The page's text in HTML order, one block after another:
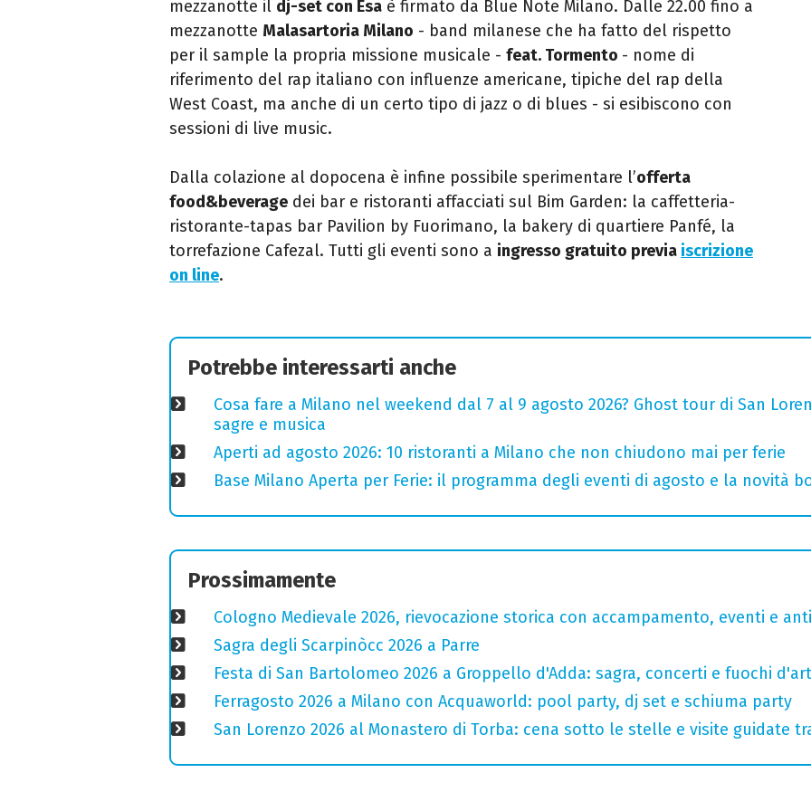
mezzanotte il dj-set con Esa è firmato da Blue Note Milano. Dalle 22.00 fino a
mezzanotte Malasartoria Milano - band milanese che ha fatto del rispetto
per il sample la propria missione musicale - feat. Tormento - nome di
riferimento del rap italiano con influenze americane, tipiche del rap della
West Coast, ma anche di un certo tipo di jazz o di blues - si esibiscono con
sessioni di live music.
Dalla colazione al dopocena è infine possibile sperimentare l’offerta
food&beverage dei bar e ristoranti affacciati sul Bim Garden: la caffetteria-
ristorante-tapas bar Pavilion by Fuorimano, la bakery di quartiere Panfé, la
torrefazione Cafezal. Tutti gli eventi sono a ingresso gratuito previa iscrizione
on line.
Potrebbe interessarti anche
Cosa fare a Milano nel weekend dal 7 al 9 agosto 2026? Ghost tour di San
sagre e musica
Aperti ad agosto 2026: 10 ristoranti a Milano che non chiudono mai per ferie
Base Milano Aperta per Ferie: il programma degli eventi di agosto e la novità
Prossimamente
Cologno Medievale 2026, rievocazione storica con accampamento, eventi e
Sagra degli Scarpinòcc 2026 a Parre
Festa di San Bartolomeo 2026 a Groppello d'Adda: sagra, concerti e fuochi
Ferragosto 2026 a Milano con Acquaworld: pool party, dj set e schiuma party
San Lorenzo 2026 al Monastero di Torba: cena sotto le stelle e visite guidate